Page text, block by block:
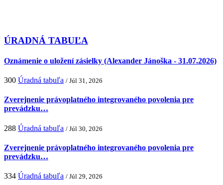
ÚRADNÁ TABUĽA
Oznámenie o uložení zásielky (Alexander Jánoška - 31.07.2026)
300 Úradná tabuľa / Júl 31, 2026
Zverejnenie právoplatného integrovaného povolenia pre
prevádzku…
288 Úradná tabuľa / Júl 30, 2026
Zverejnenie právoplatného integrovaného povolenia pre
prevádzku…
334 Úradná tabuľa / Júl 29, 2026